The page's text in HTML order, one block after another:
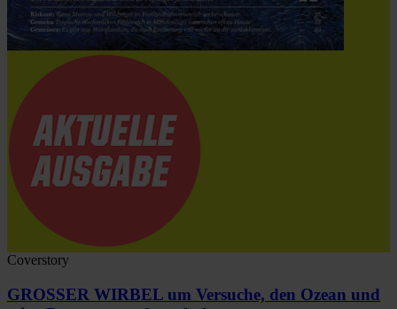
Coverstory
GROSSER WIRBEL um Versuche, den Ozean und